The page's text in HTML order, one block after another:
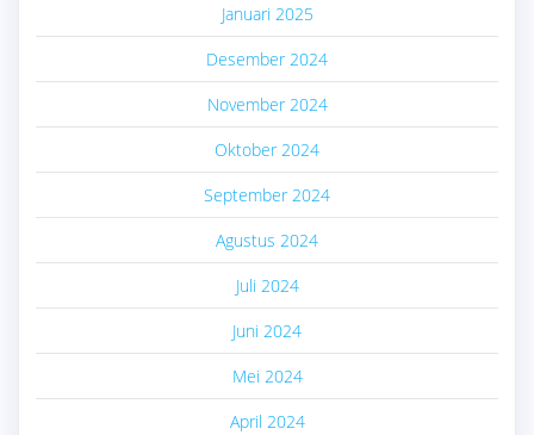
Januari 2025
Desember 2024
November 2024
Oktober 2024
September 2024
Agustus 2024
Juli 2024
Juni 2024
Mei 2024
April 2024